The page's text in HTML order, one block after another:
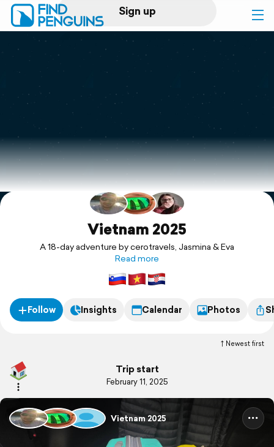
Sign up
Log in
Print a book
Flyover video
Explore
Vietnam 2025
A 18-day adventure by cerotravels, Jasmina & Eva
Read more
Follow Insights Calendar Photos
Newest first
Trip start
February 11, 2025
Vietnam 2025